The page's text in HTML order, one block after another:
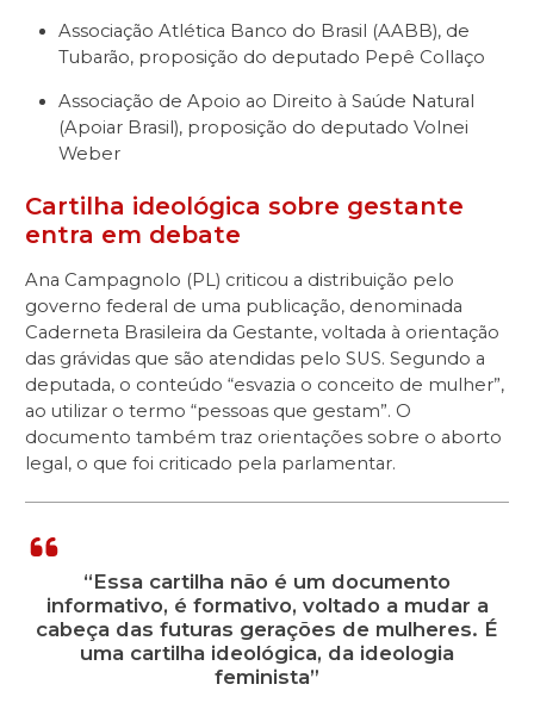
Associação Atlética Banco do Brasil (AABB), de
Tubarão, proposição do deputado Pepê Collaço
Associação de Apoio ao Direito à Saúde Natural
(Apoiar Brasil), proposição do deputado Volnei
Weber
Cartilha ideológica sobre gestante
entra em debate
Ana Campagnolo (PL) criticou a distribuição pelo
governo federal de uma publicação, denominada
Caderneta Brasileira da Gestante, voltada à orientação
das grávidas que são atendidas pelo SUS. Segundo a
deputada, o conteúdo “esvazia o conceito de mulher”,
ao utilizar o termo “pessoas que gestam”. O
documento também traz orientações sobre o aborto
legal, o que foi criticado pela parlamentar.
“Essa cartilha não é um documento
informativo, é formativo, voltado a mudar a
cabeça das futuras gerações de mulheres. É
uma cartilha ideológica, da ideologia
feminista”